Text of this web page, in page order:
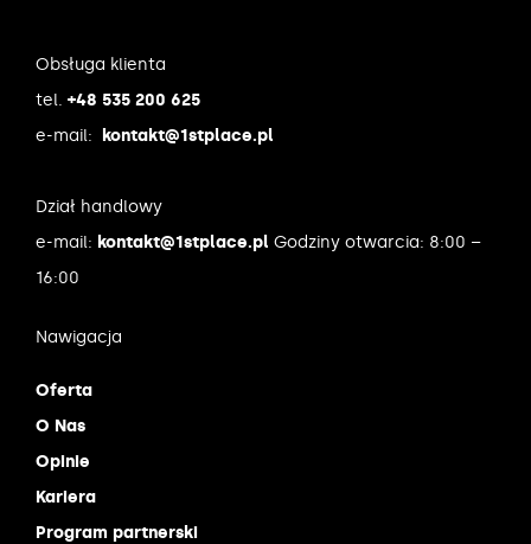
Obsługa klienta
tel. +48 535 200 625
e-mail:
kontakt@1stplace.pl
Dział handlowy
e-mail: kontakt@1stplace.pl Godziny otwarcia: 8:00 –
16:00
Nawigacja
Oferta
O Nas
Opinie
Kariera
Program partnerski